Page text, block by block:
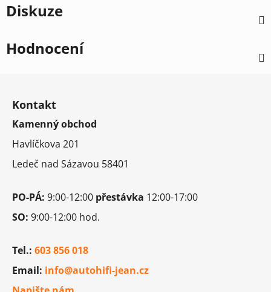
Diskuze
Hodnocení
Kontakt
Kamenný obchod
Havlíčkova 201
Ledeč nad Sázavou 58401
PO-PÁ: 9:00-12:00 přestávka 12:00-17:00
SO: 9:00-12:00 hod.
Tel.: 603 856 018
Email: info@autohifi-jean.cz